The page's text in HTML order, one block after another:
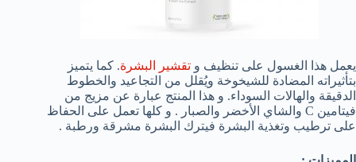
يعمل هذا الغسول على تنظيف و تقشير البشرة. كما يتميز
بتأثيراته المضادة للشيخوخة ويُقلل من التجاعيد والخطوط
الدقيقة والهالات السوداء. و هذا المنتج عبارة عن مزيج من
فيتامين C والشاي الأخضر والصبار . و كلها تعمل على الحفاظ
على ترطيب وتغذية البشرة فيترك البشرة مشرقة ورطبة .